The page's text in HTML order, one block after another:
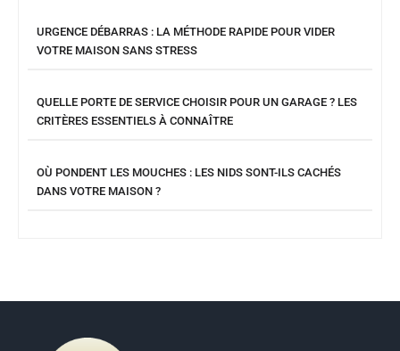
URGENCE DÉBARRAS : LA MÉTHODE RAPIDE POUR VIDER
VOTRE MAISON SANS STRESS
QUELLE PORTE DE SERVICE CHOISIR POUR UN GARAGE ? LES
CRITÈRES ESSENTIELS À CONNAÎTRE
OÙ PONDENT LES MOUCHES : LES NIDS SONT-ILS CACHÉS
DANS VOTRE MAISON ?